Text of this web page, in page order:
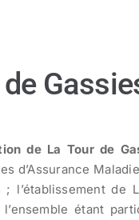
de La Tour de
d’Assurance
de
l’ensemble étant